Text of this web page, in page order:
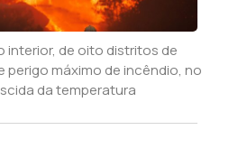
interior, de oito distritos de
perigo máximo de incêndio, no
da temperatura